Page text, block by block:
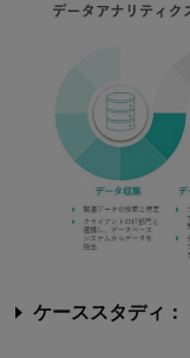
ケーススタディ：